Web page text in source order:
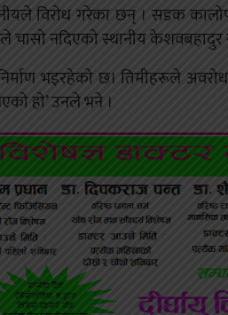
विरोध गरेका छन् । सडक
चासो नदिएको स्थानीय
भइरहेको छ। तिमीहरूले
हो’ उनले भने ।